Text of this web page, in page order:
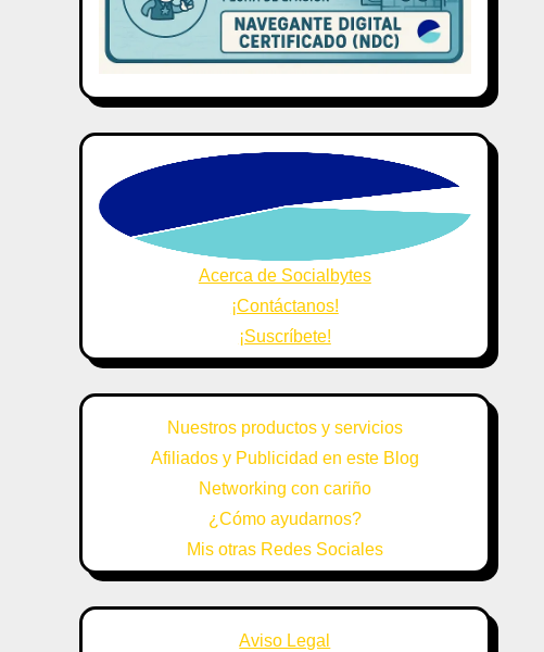
Acerca de Socialbytes
¡Contáctanos!
¡Suscríbete!
Nuestros productos y servicios
Afiliados y Publicidad en este Blog
Networking con cariño
¿Cómo ayudarnos?
Mis otras Redes Sociales
Aviso Legal